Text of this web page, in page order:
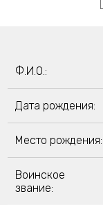
Ф.И.О.:
Дата рождения:
Место рождения:
Воинское
звание: